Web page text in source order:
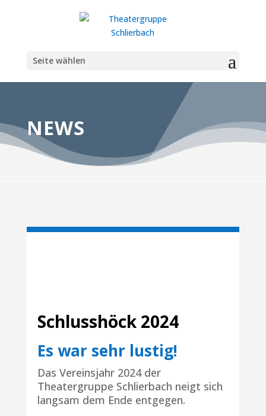
Seite wählen
NEWS
Schlusshöck 2024
Es war sehr lustig!
Das Vereinsjahr 2024 der
Theatergruppe Schlierbach neigt sich
langsam dem Ende entgegen.